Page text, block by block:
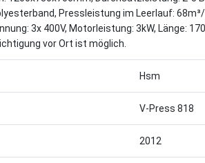
Pressleistung im Leerlauf:
3x 400V, Motorleistung: 3kW, Länge:
vor Ort ist möglich.
Hsm
V-Press 818
2012